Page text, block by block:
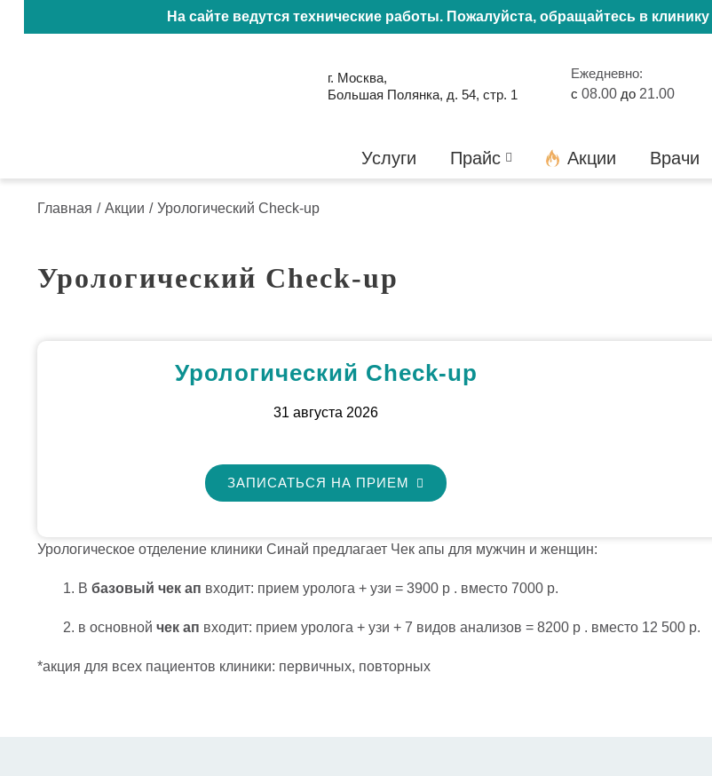
На сайте ведутся технические работы. Пожалуйста, обращайтесь в
г. Москва,
Большая Полянка, д. 54, стр. 1
Ежедневно:
с 08.00 до 21.00
Услуги Прайс Акции Врачи
Главная / Акции / Урологический Check-up
Урологический Check-up
Урологический Check-up
31 августа 2026
ЗАПИСАТЬСЯ НА ПРИЕМ
Урологическое отделение клиники Синай предлагает Чек апы для мужчин и женщин:
В базовый чек ап входит: прием уролога + узи = 3900 р . вместо 7000 р.
в основной чек ап входит: прием уролога + узи + 7 видов анализов = 8200 р . вместо 12 500 р.
*акция для всех пациентов клиники: первичных, повторных